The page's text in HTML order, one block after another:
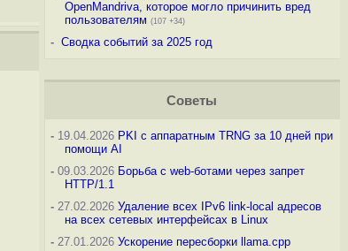
OpenMandriva, которое могло причинить вред
пользователям (107 +34)
- Сводка событий за 2025 год
Советы
-19.04.2026 PKI с аппаратным TRNG за 10 дней при
помощи AI
-09.03.2026 Борьба с web-ботами через запрет
HTTP/1.1
-27.02.2026 Удаление всех IPv6 link-local адресов
на всех сетевых интерфейсах в Linux
-27.01.2026 Ускорение пересборки llama.cpp